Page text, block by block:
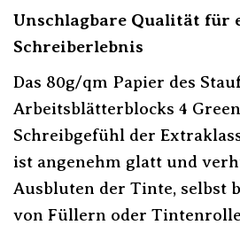
Unschlagbare Qualität für
Schreiberlebnis
Das 80g/qm Papier des
Arbeitsblätterblocks 4
Schreibgefühl der
ist angenehm glatt und
Ausbluten der Tinte, selbst
von Füllern oder